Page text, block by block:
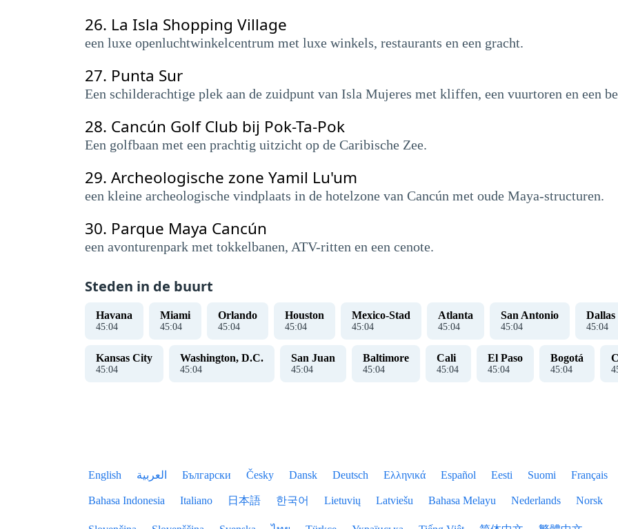
26. La Isla Shopping Village
een luxe openluchtwinkelcentrum met luxe winkels, restaurants en een gracht.
27. Punta Sur
Een schilderachtige plek aan de zuidpunt van Isla Mujeres met kliffen, een vuurtoren en een
28. Cancún Golf Club bij Pok-Ta-Pok
Een golfbaan met een prachtig uitzicht op de Caribische Zee.
29. Archeologische zone Yamil Lu'um
een kleine archeologische vindplaats in de hotelzone van Cancún met oude Maya-structuren.
30. Parque Maya Cancún
een avonturenpark met tokkelbanen, ATV-ritten en een cenote.
Steden in de buurt
Havana
45:04
Miami
45:04
Orlando
45:04
Houston
45:04
Mexico-Stad
45:04
Atlanta
45:04
San Antonio
45:04
Dallas
45:04
Kansas City
45:04
Washington, D.C.
45:04
San Juan
45:04
Baltimore
45:04
Cali
45:04
El Paso
45:04
Bogotá
45:04
English العربية Български Česky Dansk Deutsch Ελληνικά Español Eesti Suomi Français
Bahasa Indonesia Italiano 日本語 한국어 Lietuvių Latviešu Bahasa Melayu Nederlands Norsk